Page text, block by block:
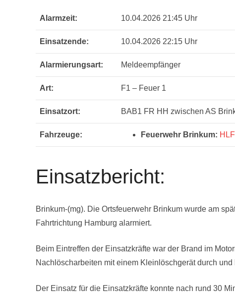
Alarmzeit: 10.04.2026 21:45 Uhr
Einsatzende: 10.04.2026 22:15 Uhr
Alarmierungsart: Meldeempfänger
Art: F1 – Feuer 1
Einsatzort: BAB1 FR HH zwischen AS
Fahrzeuge: Feuerwehr Brinkum:
Einsatzbericht:
Brinkum-(mg). Die Ortsfeuerwehr Brinkum wurde am
Fahrtrichtung Hamburg alarmiert.
Beim Eintreffen der Einsatzkräfte war der Brand im
Nachlöscharbeiten mit einem Kleinlöschgerät durch
Der Einsatz für die Einsatzkräfte konnte nach rund 30